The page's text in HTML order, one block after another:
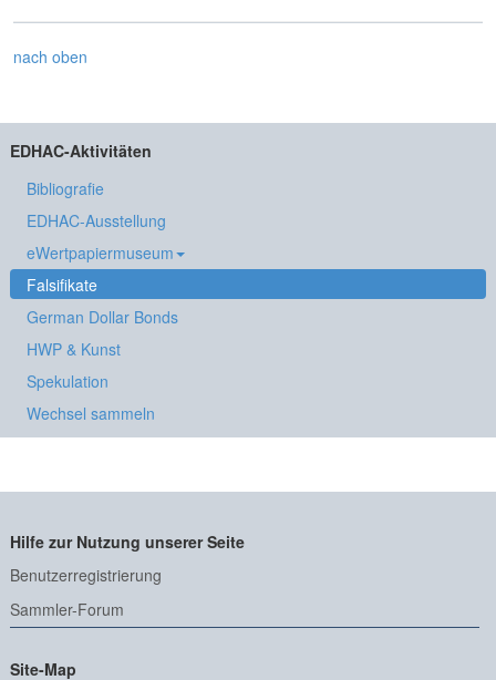
nach oben
EDHAC-Aktivitäten
Bibliografie
EDHAC-Ausstellung
eWertpapiermuseum
Falsifikate
German Dollar Bonds
HWP & Kunst
Spekulation
Wechsel sammeln
Hilfe zur Nutzung unserer Seite
Benutzerregistrierung
Sammler-Forum
Site-Map